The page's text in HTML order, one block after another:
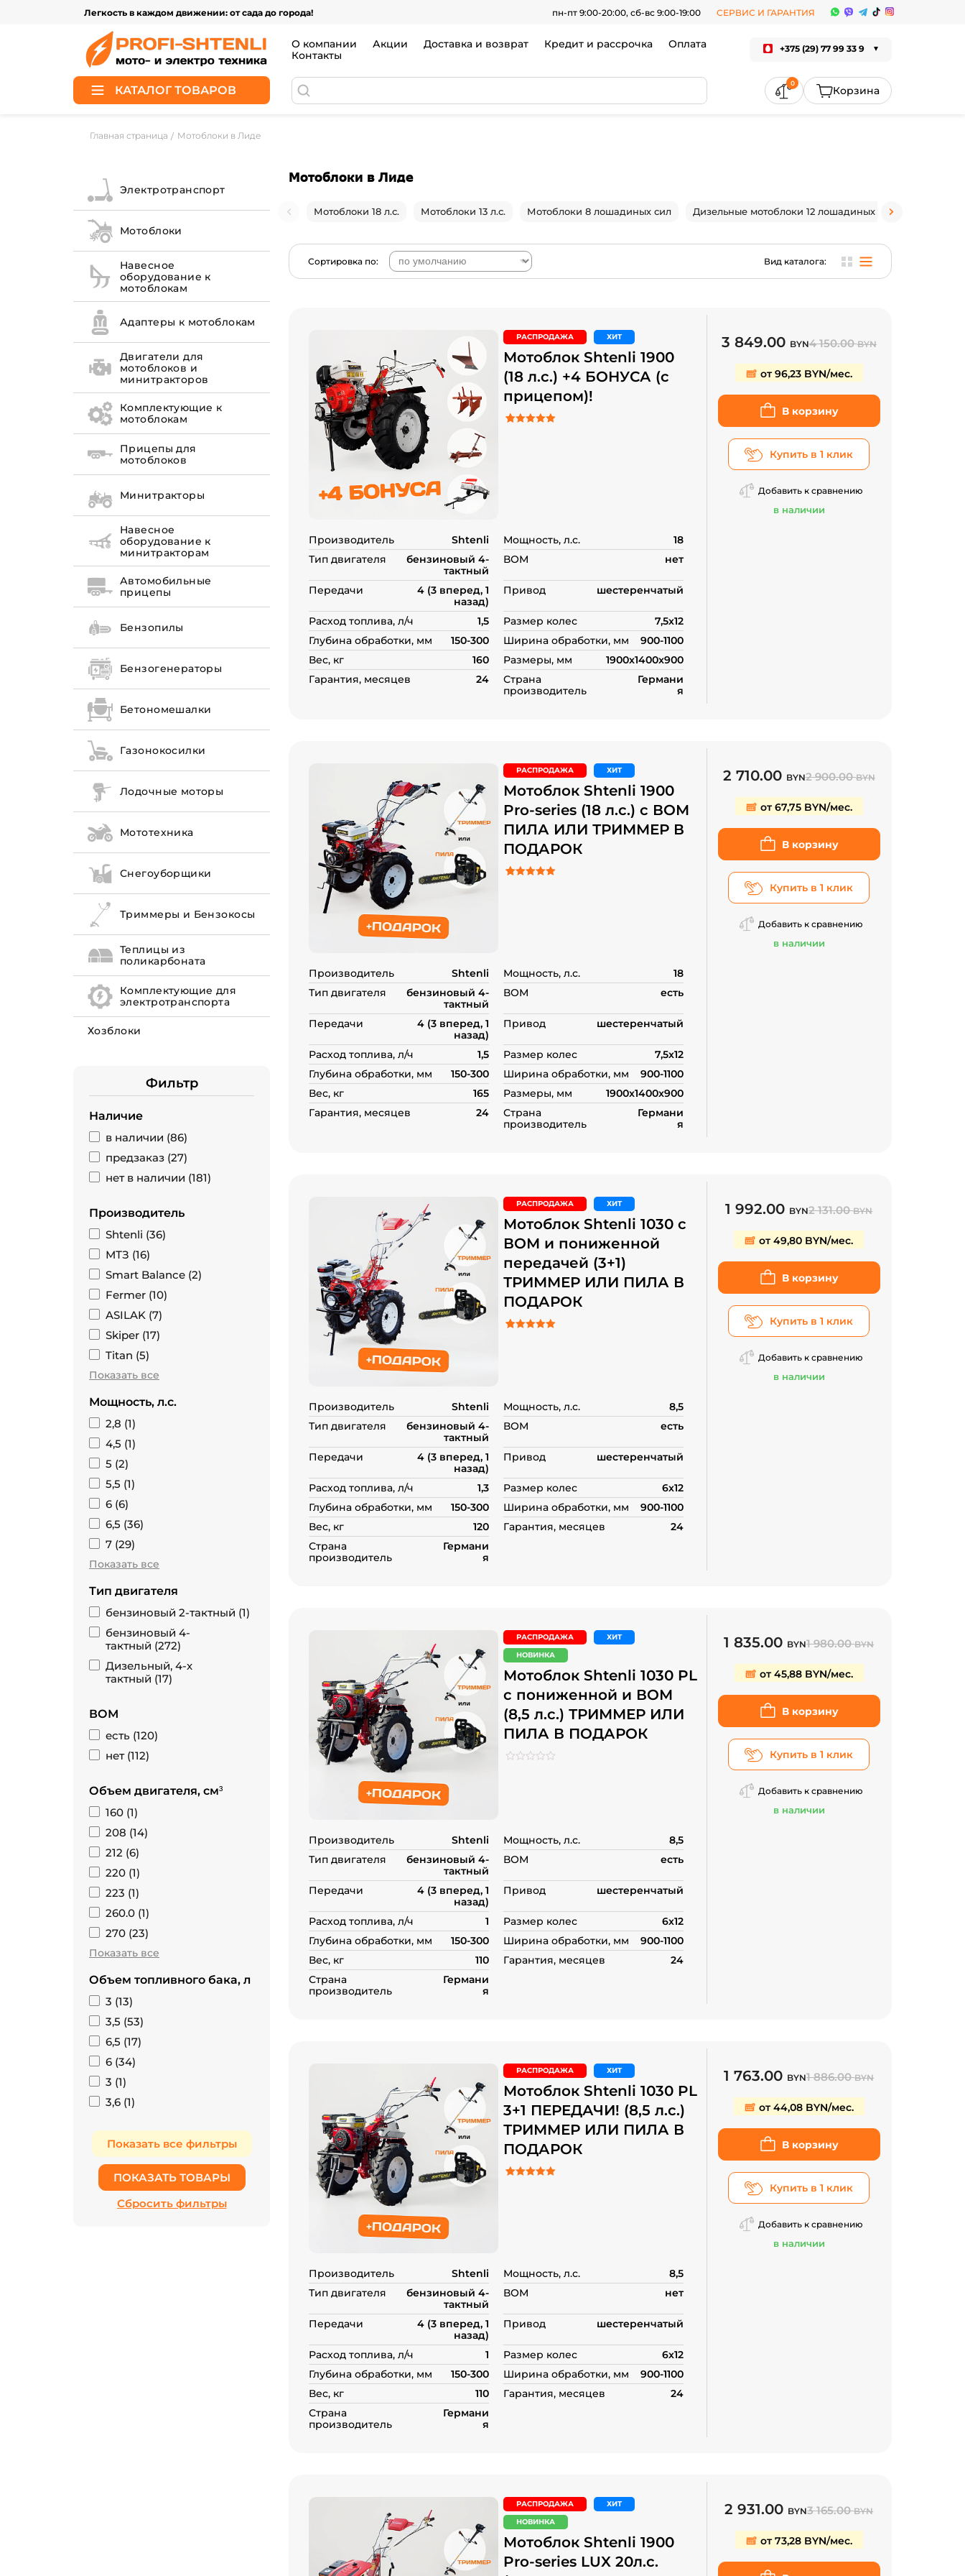
Легкость в каждом движении: от сада до города! пн-пт 9:00-20:00, сб-вс 9:00-19:00 СЕРВИС И ГАРАНТИЯ
О компании Акции Доставка и возврат Кредит и рассрочка
Оплата
Контакты
+375 (29) 77 99 33 9
КАТАЛОГ ТОВАРОВ
0
Главная страница Мотоблоки в Лиде
Электротранспорт
Мотоблоки
Навесное
оборудование к
мотоблокам
Адаптеры к мотоблокам
Двигатели для
мотоблоков и
минитракторов
Комплектующие к
мотоблокам
Прицепы для
мотоблоков
Минитракторы
Навесное
оборудование к
минитракторам
Автомобильные
прицепы
Бензопилы
Бензогенераторы
Бетономешалки
Газонокосилки
Лодочные моторы
Мототехника
Снегоуборщики
Триммеры и Бензокосы
Теплицы из
поликарбоната
Комплектующие для
электротранспорта
Хозблоки
Фильтр
Наличие
в наличии (86)
предзаказ (27)
нет в наличии (181)
Производитель
Shtenli (36)
МТЗ (16)
Smart Balance (2)
Fermer (10)
ASILAK (7)
Skiper (17)
Titan (5)
Показать все
Мощность, л.с.
2,8 (1)
4,5 (1)
5 (2)
5,5 (1)
6 (6)
6,5 (36)
7 (29)
Показать все
Тип двигателя
бензиновый 2-тактный (1)
бензиновый 4-
тактный (272)
Дизельный, 4-х
тактный (17)
ВОМ
есть (120)
нет (112)
Объем двигателя, см³
160 (1)
208 (14)
212 (6)
220 (1)
223 (1)
260.0 (1)
270 (23)
Показать все
Объем топливного бака, л
3 (13)
3,5 (53)
6,5 (17)
6 (34)
3 (1)
3,6 (1)
Мотоблоки в Лиде
Мотоблоки 18 л.с. Мотоблоки 13 л.с. Мотоблоки 8 лошадиных сил Дизельные мотоблоки 12 лошадиных сил
Сортировка по: Вид каталога:
РАСПРОДАЖА ХИТ
Мотоблок Shtenli 1900
(18 л.с.) +4 БОНУСА (с
прицепом)!
Производитель Shtenli Мощность, л.с.
18
Тип двигателя
бензиновый 4-
тактный
ВОМ нет
Передачи
4 (3 вперед, 1
назад)
Привод шестеренчатый
Расход топлива, л/ч 1,5 Размер колес
7,5х12
Глубина обработки, мм
150-300 Ширина обработки, мм
900-1100
Вес, кг
160 Размеры, мм
1900x1400x900
Гарантия, месяцев
24
Страна
производитель
Германи
я
3 849.00 BYN4 150.00BYN
от 96,23 BYN/мес.
В корзину
Купить в 1 клик
Добавить к сравнению
в наличии
РАСПРОДАЖА ХИТ
Мотоблок Shtenli 1900
Pro-series (18 л.с.) с ВОМ
ПИЛА ИЛИ ТРИММЕР В
ПОДАРОК
Производитель Shtenli Мощность, л.с.
18
Тип двигателя
бензиновый 4-
тактный
ВОМ есть
Передачи
4 (3 вперед, 1
назад)
Привод шестеренчатый
Расход топлива, л/ч 1,5 Размер колес
7,5х12
Глубина обработки, мм
150-300 Ширина обработки, мм
900-1100
Вес, кг
165 Размеры, мм
1900x1400x900
Гарантия, месяцев
24
Страна
производитель
Германи
я
2 710.00 BYN2 900.00BYN
от 67,75 BYN/мес.
В корзину
Купить в 1 клик
Добавить к сравнению
в наличии
РАСПРОДАЖА ХИТ
Мотоблок Shtenli 1030 с
ВОМ и пониженной
передачей (3+1)
ТРИММЕР ИЛИ ПИЛА В
ПОДАРОК
Производитель Shtenli Мощность, л.с.
8,5
Тип двигателя
бензиновый 4-
тактный
ВОМ есть
Передачи
4 (3 вперед, 1
назад)
Привод шестеренчатый
Расход топлива, л/ч 1,3 Размер колес
6х12
Глубина обработки, мм
150-300 Ширина обработки, мм
900-1100
Вес, кг
120 Гарантия, месяцев
24
Страна
производитель
Германи
я
1 992.00 BYN2 131.00BYN
от 49,80 BYN/мес.
В корзину
Купить в 1 клик
Добавить к сравнению
в наличии
РАСПРОДАЖА
ХИТ
НОВИНКА
Мотоблок Shtenli 1030 PL
с пониженной и ВОМ
(8,5 л.с.) ТРИММЕР ИЛИ
ПИЛА В ПОДАРОК
пользователей
Производитель Shtenli Мощность, л.с.
8,5
Тип двигателя
бензиновый 4-
тактный
ВОМ есть
Передачи
4 (3 вперед, 1
назад)
Привод шестеренчатый
Расход топлива, л/ч 1 Размер колес
6х12
Глубина обработки, мм
150-300 Ширина обработки, мм
900-1100
Вес, кг
110 Гарантия, месяцев
24
Страна
производитель
Германи
я
1 835.00 BYN1 980.00BYN
от 45,88 BYN/мес.
В корзину
Купить в 1 клик
Добавить к сравнению
в наличии
РАСПРОДАЖА ХИТ
Мотоблок Shtenli 1030 PL
3+1 ПЕРЕДАЧИ! (8,5 л.с.)
ТРИММЕР ИЛИ ПИЛА В
ПОДАРОК
Производитель Shtenli Мощность, л.с.
8,5
Тип двигателя
бензиновый 4-
тактный
ВОМ нет
Передачи
4 (3 вперед, 1
назад)
Привод шестеренчатый
Расход топлива, л/ч 1 Размер колес
6х12
Глубина обработки, мм
150-300 Ширина обработки, мм
900-1100
Вес, кг
110 Гарантия, месяцев
24
Страна
производитель
Германи
я
1 763.00 BYN1 886.00BYN
от 44,08 BYN/мес.
В корзину
Купить в 1 клик
Добавить к сравнению
в наличии
РАСПРОДАЖА
ХИТ
НОВИНКА
Мотоблок Shtenli 1900
Pro-series LUX 20л.с.
2 931.00 BYN3 165.00BYN
от 73,28 BYN/мес.